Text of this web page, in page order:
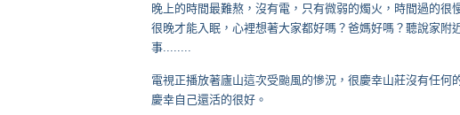
晚上的時間最難熬，沒有電，只有微弱的燭火，時間過的很
很晚才能入眠，心裡想著大家都好嗎？爸媽好嗎？聽說家附
事........
電視正播放著廬山這次受颱風的慘況，很慶幸山莊沒有任何
慶幸自己還活的很好。